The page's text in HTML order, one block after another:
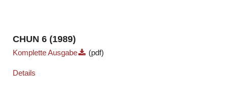
CHUN 6 (1989)
Komplette Ausgabe (pdf)
Details